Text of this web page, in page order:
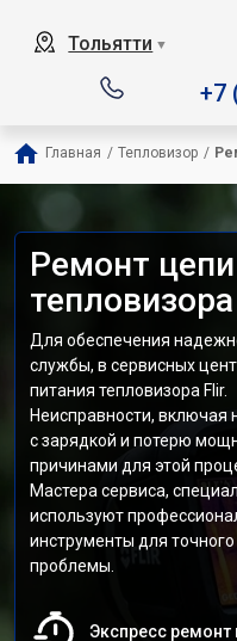
Тольятти ▼
+7
Главная / Тепловизор /
Ремонт
Для обеспечения
службы, в сервисных
питания тепловизора Flir.
Неисправности, включая
с зарядкой и потерю
причинами для этой
Мастера сервиса,
используют
инструменты для
проблемы.
Экспресс